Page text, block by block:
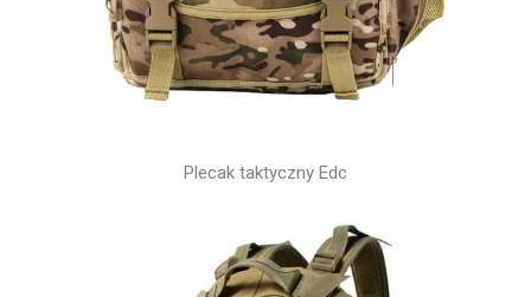
Plecak taktyczny Edc